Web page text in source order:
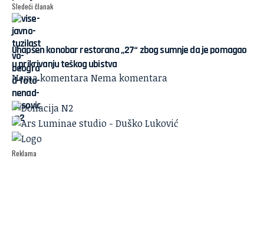
Sledeći članak
Uhapšen konobar restorana „27“ zbog sumnje da je pomagao
u prikrivanju teškog ubistva
Nema komentaraNema komentara
Reklama